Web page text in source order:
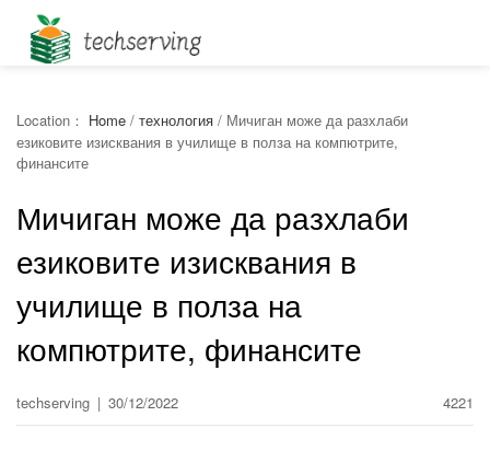
Location： Home / технология / Мичиган може да разхлаби
езиковите изисквания в училище в полза на компютрите,
финансите
Мичиган може да разхлаби
езиковите изисквания в
училище в полза на
компютрите, финансите
techserving | 30/12/2022 4221